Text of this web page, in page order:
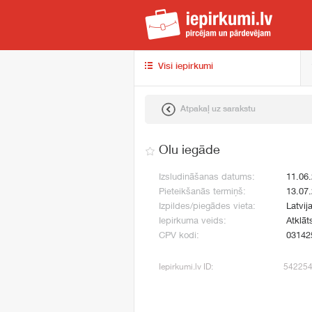
Visi iepirkumi
Atpakaļ uz sarakstu
Olu iegāde
Izsludināšanas datums:
Pieteikšanās termiņš:
Izpildes/piegādes vieta:
Iepirkuma veids:
CPV kodi:
Iepirkumi.lv ID: